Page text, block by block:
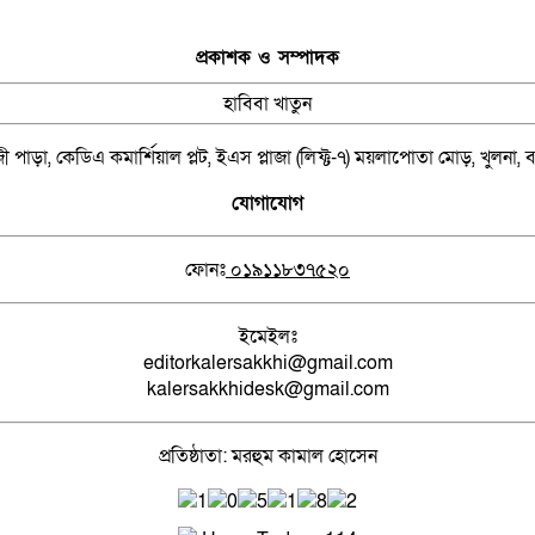
প্রকাশক ও সম্পাদক
হাবিবা খাতুন
পাড়া, কেডিএ কমার্শিয়াল প্লট, ইএস প্লাজা (লিফ্ট-৭) ময়লাপোতা মোড়, খুলনা,
যোগাযোগ
ফোনঃ ০১৯১১৮৩৭৫২০
ইমেইলঃ
editorkalersakkhi@gmail.com
kalersakkhidesk@gmail.com
প্রতিষ্ঠাতা: মরহুম কামাল হোসেন